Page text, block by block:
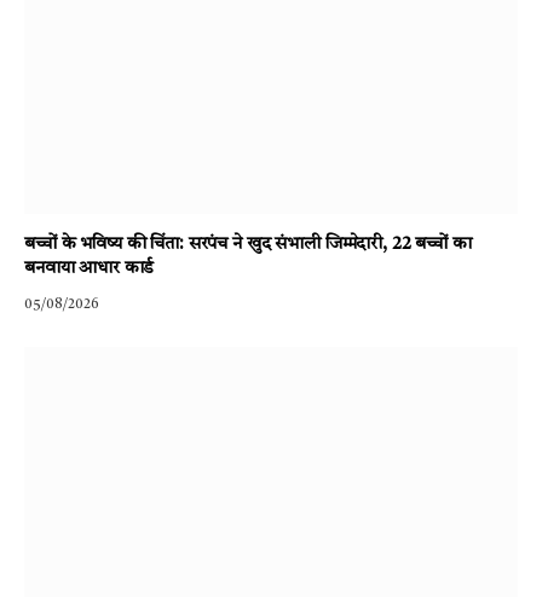
बच्चों के भविष्य की चिंता: सरपंच ने खुद संभाली जिम्मेदारी, 22 बच्चों का
बनवाया आधार कार्ड
05/08/2026